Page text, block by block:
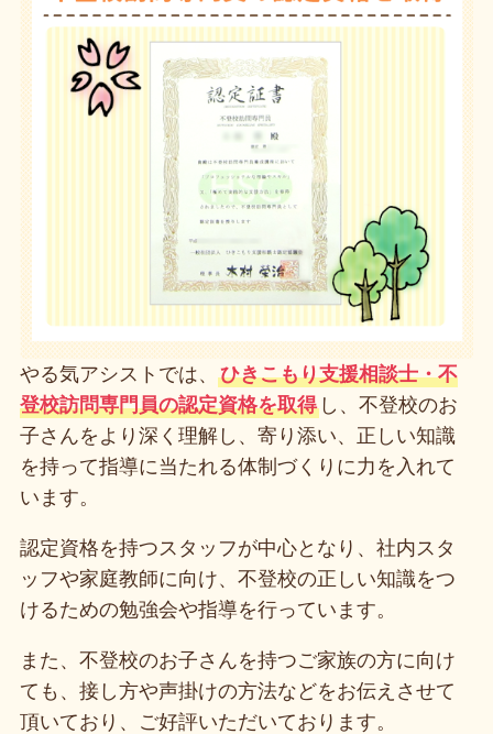
やる気アシストでは、 ひきこもり支援相談士・不
登校訪問専門員の認定資格を取得し、不登校のお
子さんをより深く理解し、寄り添い、正しい知識
を持って指導に当たれる体制づくりに力を入れて
います。
認定資格を持つスタッフが中心となり、社内スタ
ッフや家庭教師に向け、不登校の正しい知識をつ
けるための勉強会や指導を行っています。
また、不登校のお子さんを持つご家族の方に向け
ても、接し方や声掛けの方法などをお伝えさせて
頂いており、ご好評いただいております。